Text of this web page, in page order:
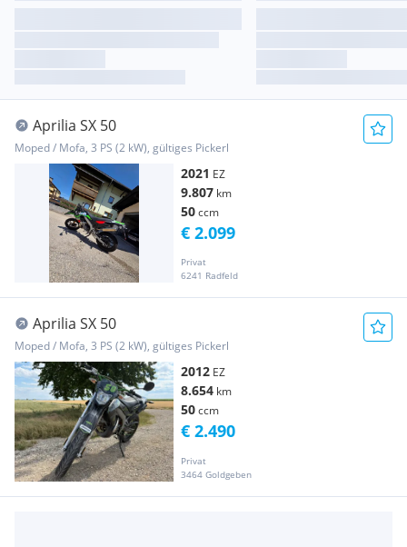
Aprilia SX 50
Moped / Mofa, 3 PS (2 kW), gültiges Pickerl
2021 EZ
9.807 km
50ccm
Privat
6241 Radfeld
€ 2.099
Aprilia SX 50
Moped / Mofa, 3 PS (2 kW), gültiges Pickerl
2012 EZ
8.654 km
50ccm
Privat
3464 Goldgeben
€ 2.490